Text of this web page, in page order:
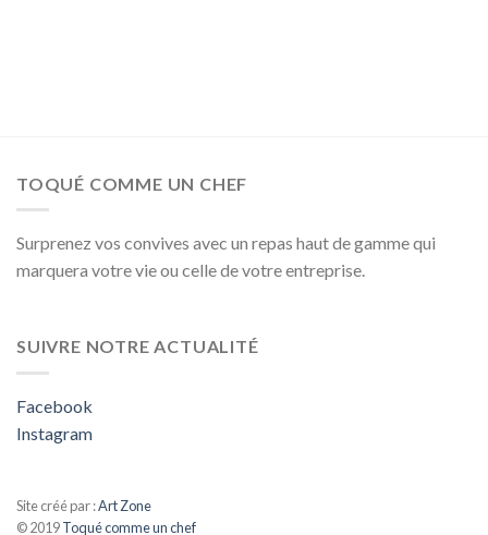
TOQUÉ COMME UN CHEF
Surprenez vos convives avec un repas haut de gamme qui
marquera votre vie ou celle de votre entreprise.
SUIVRE NOTRE ACTUALITÉ
Facebook
Instagram
Site créé par :Art Zone
© 2019Toqué comme un chef